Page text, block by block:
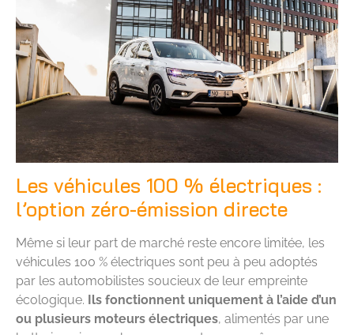
Les véhicules 100 % électriques :
l’option zéro-émission directe
Même si leur part de marché reste encore limitée, les
véhicules 100 % électriques sont peu à peu adoptés
par les automobilistes soucieux de leur empreinte
écologique. Ils fonctionnent uniquement à l’aide d’un
ou plusieurs moteurs électriques, alimentés par une